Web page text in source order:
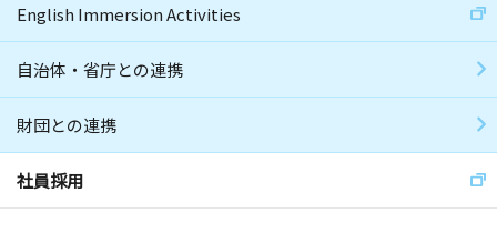
English Immersion Activities
自治体・省庁との連携
財団との連携
社員採用